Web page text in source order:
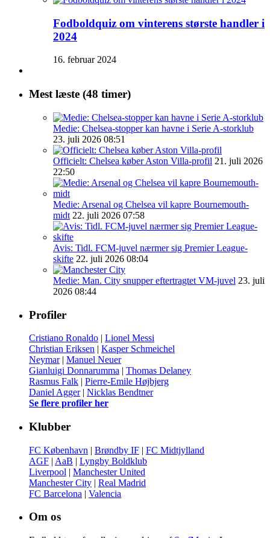
Fodboldquiz om vinterens største handler i
2024
16. februar 2024
Mest læste (48 timer)
Medie: Chelsea-stopper kan havne i Serie A-storklub
23. juli 2026 08:51
Officielt: Chelsea køber Aston Villa-profil 21. juli 2026
22:50
Medie: Arsenal og Chelsea vil kapre Bournemouth-
midt 22. juli 2026 07:58
Avis: Tidl. FCM-juvel nærmer sig Premier League-
skifte 22. juli 2026 08:04
Medie: Man. City snupper eftertragtet VM-juvel 23. juli
2026 08:44
Profiler
Cristiano Ronaldo | Lionel Messi
Christian Eriksen | Kasper Schmeichel
Neymar| Manuel Neuer
Gianluigi Donnarumma | Thomas Delaney
Rasmus Falk | Pierre-Emile Højbjerg
Daniel Agger| Nicklas Bendtner
Se flere profiler her
Klubber
FC København | Brøndby IF | FC Midtjylland
AGF | AaB | Lyngby Boldklub
Liverpool | Manchester United
Manchester City | Real Madrid
FC Barcelona | Valencia
Om os